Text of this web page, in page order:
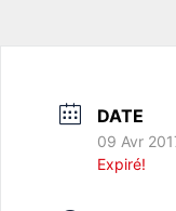
DATE
09 Avr
Expiré!